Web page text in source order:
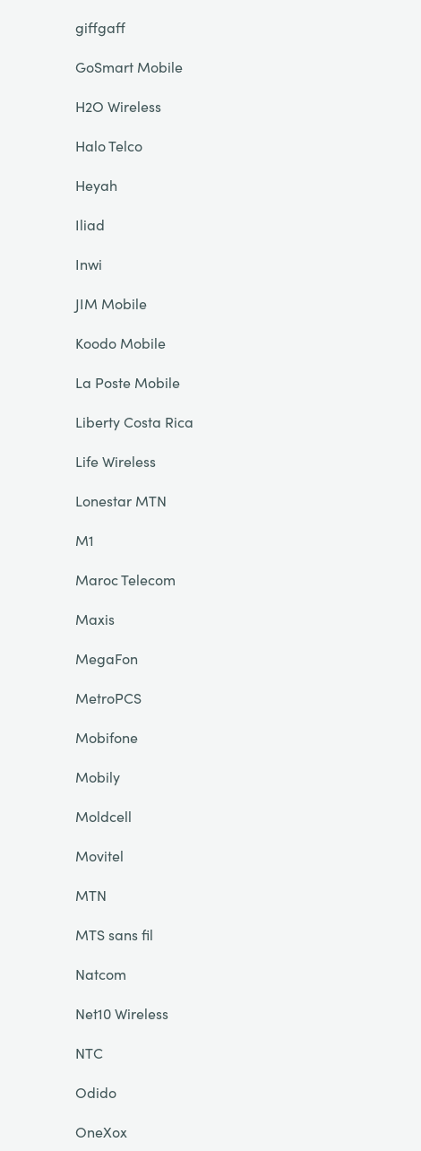
giffgaff
GoSmart Mobile
H2O Wireless
Halo Telco
Heyah
Iliad
Inwi
JIM Mobile
Koodo Mobile
La Poste Mobile
Liberty Costa Rica
Life Wireless
Lonestar MTN
M1
Maroc Telecom
Maxis
MegaFon
MetroPCS
Mobifone
Mobily
Moldcell
Movitel
MTN
MTS sans fil
Natcom
Net10 Wireless
NTC
Odido
OneXox